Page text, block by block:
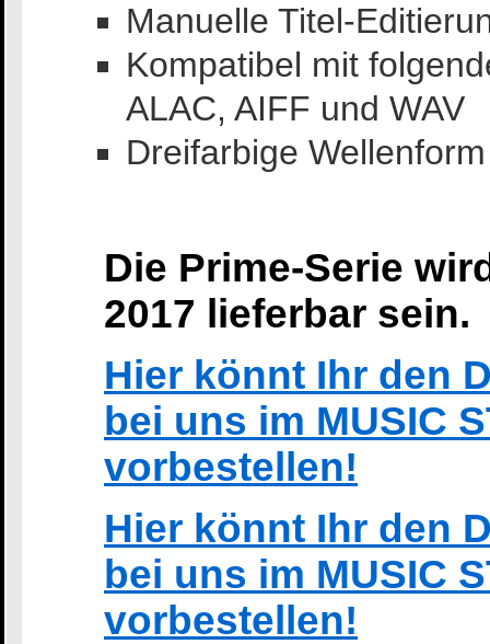
Manuelle Titel-
Kompatibel mit
ALAC, AIFF und WAV
Dreifarbige
Die Prime-Serie
2017 lieferbar sein.
Hier könnt Ihr den
bei uns im MUSIC
vorbestellen!
Hier könnt Ihr den
bei uns im MUSIC
vorbestellen!